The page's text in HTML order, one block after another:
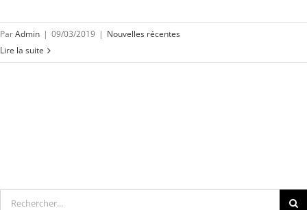
ParAdmin | 09/03/2019 | Nouvelles récentes
Lire la suite
Rechercher